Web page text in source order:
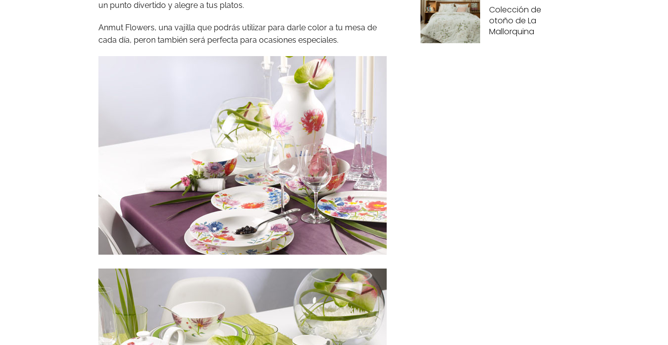
un punto divertido y alegre a tus platos.
Anmut Flowers, una vajilla que podrás utilizar para darle color a tu mesa de
cada día, peron también será perfecta para ocasiones especiales.
Colección de
otoño de La
Mallorquina